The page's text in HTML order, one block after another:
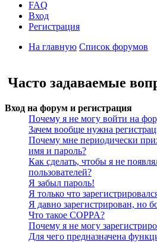
FAQ
Вход
Регистрация
На главную Список форумов
Часто задаваемые
Вход на форум и регистрация
Почему я не могу войти на
Зачем вообще нужна
Почему мне периодически
имя и пароль?
Как сделать, чтобы я не
пользователей?
Я забыл пароль!
Я только что
Я давно зарегистрирован, но
Что такое COPPA?
Почему я не могу
Для чего предназначена